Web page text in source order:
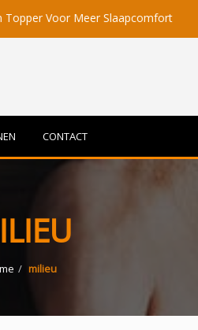
Meer Slaapcomfort Volle
CONTACT
milieu